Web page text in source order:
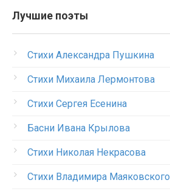
Лучшие поэты
Стихи Александра Пушкина
Стихи Михаила Лермонтова
Стихи Сергея Есенина
Басни Ивана Крылова
Стихи Николая Некрасова
Стихи Владимира Маяковского